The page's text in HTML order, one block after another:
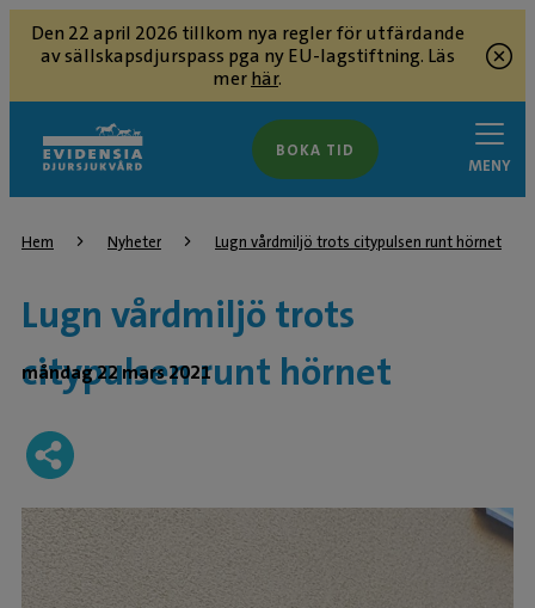
Den 22 april 2026 tillkom nya regler för utfärdande
av sällskapsdjurspass pga ny EU-lagstiftning. Läs
merhär.
BOKA TID
MENY
Hem Nyheter Lugn vårdmiljö trots citypulsen runt hörnet
Lugn vårdmiljö trots
citypulsen runt hörnet
måndag 22 mars 2021